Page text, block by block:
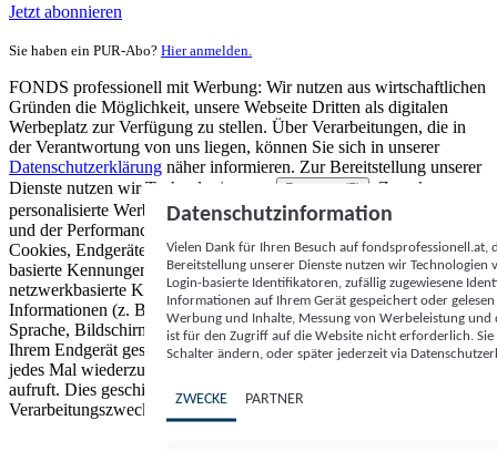
Jetzt abonnieren
Sie haben ein PUR-Abo? Hier anmelden.
FONDS professionell mit Werbung: Wir nutzen aus wirtschaftlichen
Gründen die Möglichkeit, unsere Webseite Dritten als digitalen
Werbeplatz zur Verfügung zu stellen. Über Verarbeitungen, die in
der Verantwortung von uns liegen, können Sie sich in unserer
Datenschutzerklärung näher informieren. Zur Bereitstellung unserer
Dienste nutzen wir Technologien von
Partnern (5)
. Zwecke:
personalisierte Werbung und Inhalte, Messung von Werbeleistung
und der Performance von Inhalten sowie Zielgruppenforschung.
Cookies, Endgeräte- oder ähnliche Online-Kennungen (z. B. login-
basierte Kennungen, zufällig generierte Kennungen,
netzwerkbasierte Kennungen) können zusammen mit anderen
Informationen (z. B. Browsertyp und Browserinformationen,
Sprache, Bildschirmgröße, unterstützte Technologien usw.) auf
Ihrem Endgerät gespeichert oder von dort ausgelesen werden, um es
jedes Mal wiederzuerkennen, wenn es eine App oder einer Webseite
aufruft. Dies geschieht für einen oder mehrere der hier aufgeführten
Verarbeitungszwecke.
Datenschutzinformation
Vielen Dank für Ihren Besuch auf
Bereitstellung unserer Dienste nutzen wir Technologien
Login-basierte Identifikatoren, zufällig zugewiesene
Informationen auf Ihrem Gerät gespeichert oder
Werbung und Inhalte, Messung von Werbeleistung
ist für den Zugriff auf die Website nicht erforderlich.
Schalter ändern, oder später jederzeit via
ZWECKE PARTNER